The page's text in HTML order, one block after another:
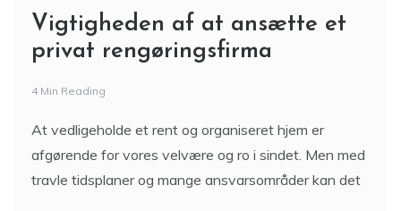
Vigtigheden af ​​at ansætte et
privat rengøringsfirma
4 Min Reading
At vedligeholde et rent og organiseret hjem er
afgørende for vores velvære og ro i sindet. Men med
travle tidsplaner og mange ansvarsområder kan det